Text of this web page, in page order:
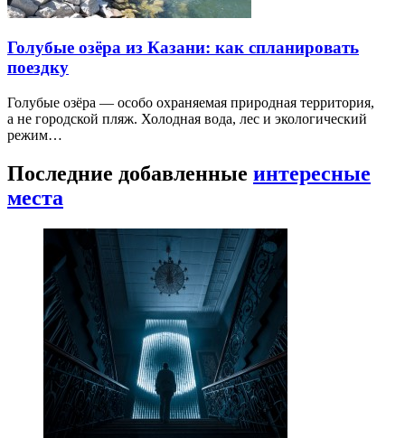
Голубые озёра из Казани: как спланировать
поездку
Голубые озёра — особо охраняемая природная территория,
а не городской пляж. Холодная вода, лес и экологический
режим…
Последние добавленные интересные
места